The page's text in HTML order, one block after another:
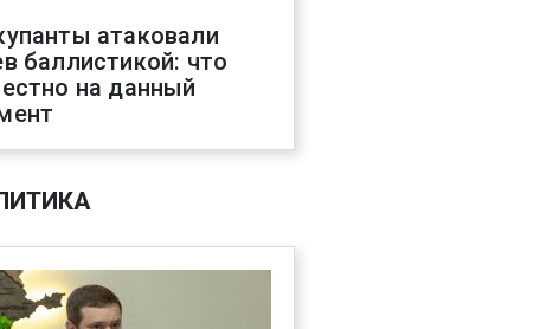
атаковали
баллистикой: что
на данный